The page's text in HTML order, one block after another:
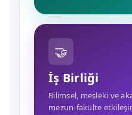
🤝
İş Birliği
Bilimsel, mesleki ve
mezun-fakülte